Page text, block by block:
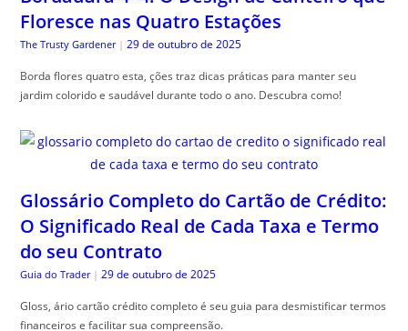
Floresce nas Quatro Estações
The Trusty Gardener | 29 de outubro de 2025
Borda flores quatro esta, ções traz dicas práticas para manter seu
jardim colorido e saudável durante todo o ano. Descubra como!
Glossário Completo do Cartão de Crédito:
O Significado Real de Cada Taxa e Termo
do seu Contrato
Guia do Trader | 29 de outubro de 2025
Gloss, ário cartão crédito completo é seu guia para desmistificar termos
financeiros e facilitar sua compreensão.